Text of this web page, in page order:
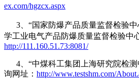
ex.com/hgzcx.aspx
3、“国家防爆产品质量监督检验中
学工业电气产品防爆质量监督检验中
http://111.160.51.73:8081/
4、“中煤科工集团上海研究院检测
询网址： http://www.testshm.com/